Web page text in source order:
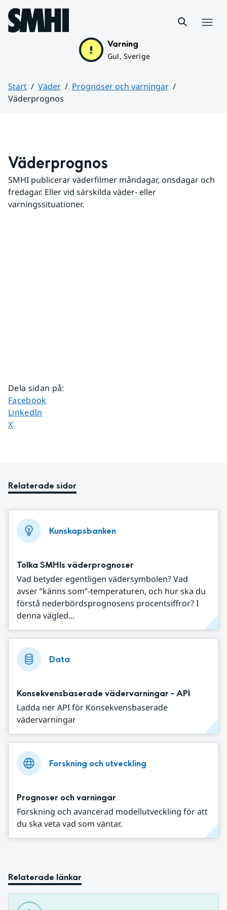
Hoppa till sidans innehåll
Varning
Gul, Sverige
Start Väder
Prognoser och varningar
Väderprognos
Väderprognos
SMHI publicerar väderfilmer måndagar, onsdagar och
fredagar. Eller vid särskilda väder- eller
varningssituationer.
Dela sidan på:
Dela sidan på
Facebook
Dela sidan på
LinkedIn
Dela sidan på
X
Relaterade sidor
Kunskapsbanken
Tolka SMHIs väderprognoser
Vad betyder egentligen vädersymbolen? Vad
avser ”känns som”-temperaturen, och hur ska du
förstå nederbördsprognosens procentsiffror? I
denna vägled...
Data
Konsekvensbaserade vädervarningar - API
Ladda ner API för Konsekvensbaserade
vädervarningar
Forskning och utveckling
Prognoser och varningar
Forskning och avancerad modellutveckling för att
du ska veta vad som väntar.
Relaterade länkar